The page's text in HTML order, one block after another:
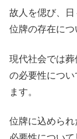
故人を偲び、日
位牌の存在につ
現代社会では
の必要性につ
ます。
位牌に込めら